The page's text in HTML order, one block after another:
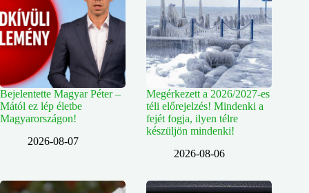
Bejelentette Magyar Péter –
Mától ez lép életbe
Magyarországon!
2026-08-07
Megérkezett a 2026/2027-es
téli előrejelzés! Mindenki a
fejét fogja, ilyen télre
készüljön mindenki!
2026-08-06